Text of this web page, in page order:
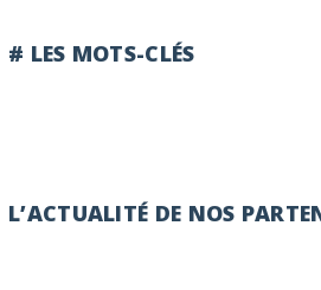
# LES MOTS-CLÉS
L’ACTUALITÉ DE NOS